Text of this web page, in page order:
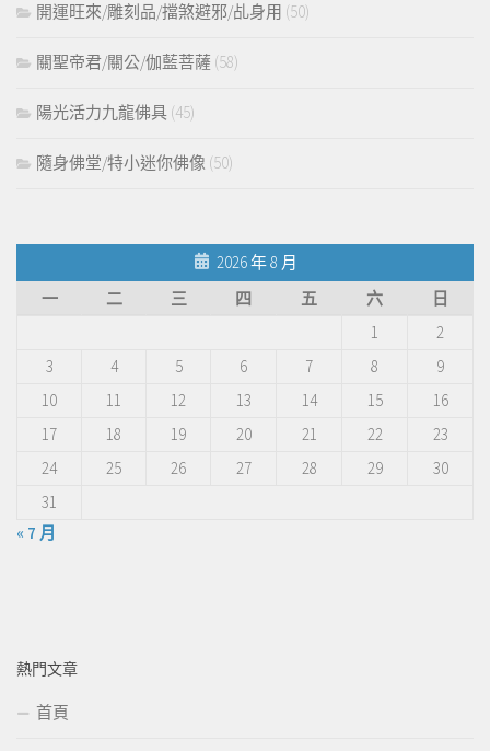
開運旺來/雕刻品/擋煞避邪/乩身用 (50)
關聖帝君/關公/伽藍菩薩 (58)
陽光活力九龍佛具 (45)
隨身佛堂/特小迷你佛像 (50)
2026 年 8 月
一
二 三 四 五 六
日
1
2
3
4 5 6 7 8
9
10
11 12 13 14 15
16
17
18 19 20 21 22
23
24
25 26 27 28 29
30
31
« 7 月
熱門文章
首頁